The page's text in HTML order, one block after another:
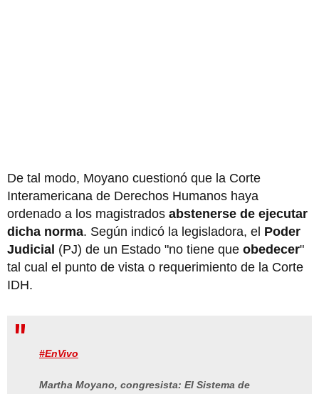
De tal modo, Moyano cuestionó que la Corte
Interamericana de Derechos Humanos haya
ordenado a los magistrados abstenerse de ejecutar
dicha norma. Según indicó la legisladora, el Poder
Judicial (PJ) de un Estado "no tiene que obedecer"
tal cual el punto de vista o requerimiento de la Corte
IDH.
#EnVivo
Martha Moyano, congresista: El Sistema de